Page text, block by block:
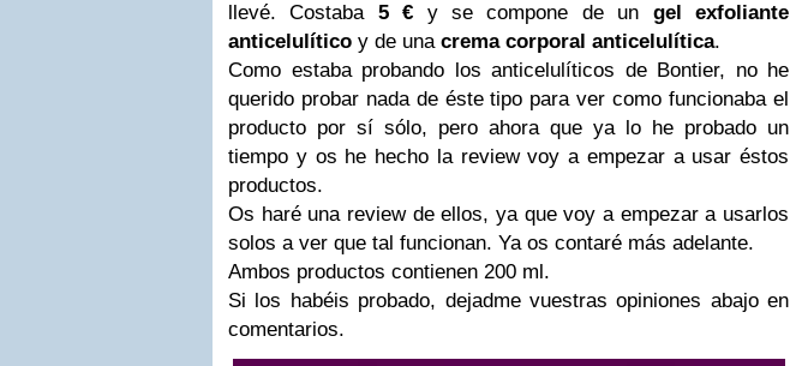
llevé. Costaba5 € y se compone de un gel exfoliante
anticelulítico y de una crema corporal anticelulítica.
Como estaba probando los anticelulíticos de Bontier, no he
querido probar nada de éste tipo para ver como funcionaba el
producto por sí sólo, pero ahora que ya lo he probado un
tiempo y os he hecho la review voy a empezar a usar éstos
productos.
Os haré una review de ellos, ya que voy a empezar a usarlos
solos a ver que tal funcionan. Ya os contaré más adelante.
Ambos productos contienen 200 ml.
Si los habéis probado, dejadme vuestras opiniones abajo en
comentarios.